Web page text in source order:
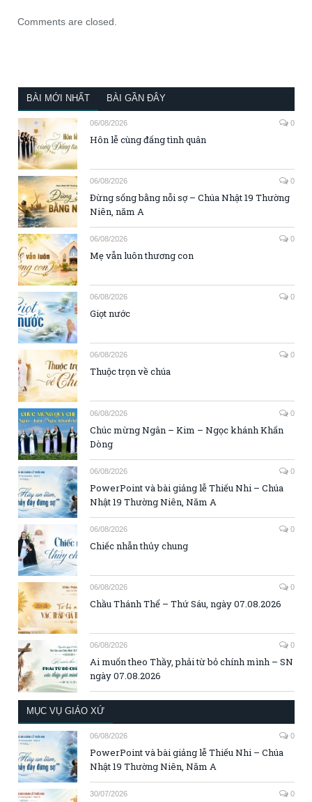
Comments are closed.
BÀI MỚI NHẤT BÀI GẦN ĐÂY
06/08/2026 0
Hôn lễ cùng đấng tình quân
06/08/2026 0
Đừng sống bằng nỗi sợ – Chúa Nhật 19 Thường
Niên, năm A
06/08/2026 0
Mẹ vẫn luôn thương con
06/08/2026 0
Giọt nước
06/08/2026 0
Thuộc trọn về chúa
06/08/2026 0
Chúc mừng Ngân – Kim – Ngọc khánh Khấn
Dòng
06/08/2026 0
PowerPoint và bài giảng lễ Thiếu Nhi – Chúa
Nhật 19 Thường Niên, Năm A
06/08/2026 0
Chiếc nhẫn thủy chung
06/08/2026 0
Chầu Thánh Thể – Thứ Sáu, ngày 07.08.2026
06/08/2026 0
Ai muốn theo Thầy, phải từ bỏ chính mình – SN
ngày 07.08.2026
MỤC VỤ GIÁO XỨ
06/08/2026 0
PowerPoint và bài giảng lễ Thiếu Nhi – Chúa
Nhật 19 Thường Niên, Năm A
30/07/2026 0